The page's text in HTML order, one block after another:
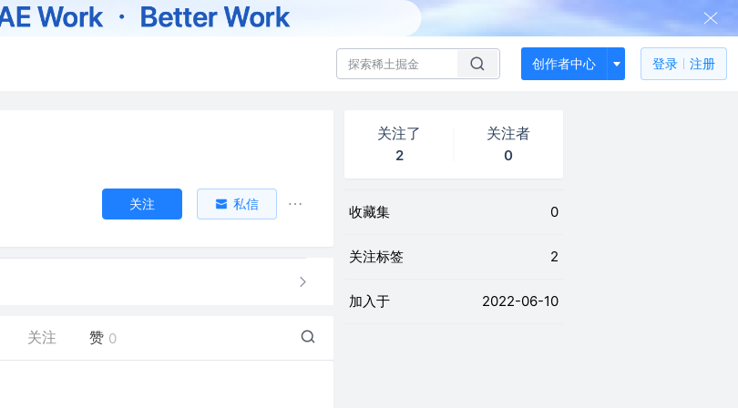
创作者中心 登录 注册
关注 私信
关注 赞 0
关注了
2
关注者
0
收藏集 0
关注标签 2
加入于 2022-06-10